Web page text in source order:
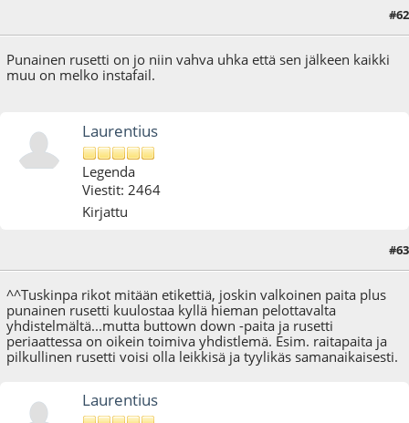
#62
Punainen rusetti on jo niin vahva uhka että sen jälkeen kaikki
muu on melko instafail.
Laurentius
Legenda
Viestit: 2464
Kirjattu
#63
^^Tuskinpa rikot mitään etikettiä, joskin valkoinen paita plus
punainen rusetti kuulostaa kyllä hieman pelottavalta
yhdistelmältä...mutta buttown down -paita ja rusetti
periaattessa on oikein toimiva yhdistlemä. Esim. raitapaita ja
pilkullinen rusetti voisi olla leikkisä ja tyylikäs samanaikaisesti.
Laurentius